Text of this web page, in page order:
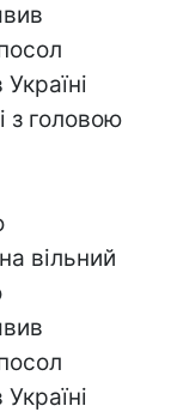
з головою
вільний